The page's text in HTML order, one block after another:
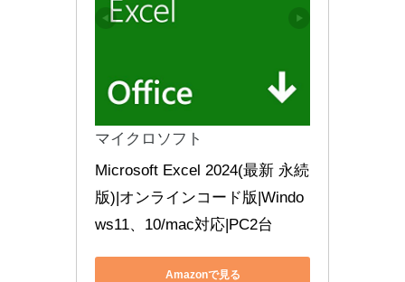
マイクロソフト
Microsoft Excel 2024(最新 永続
版)|オンラインコード版|Windo
ws11、10/mac対応|PC2台
Amazonで見る